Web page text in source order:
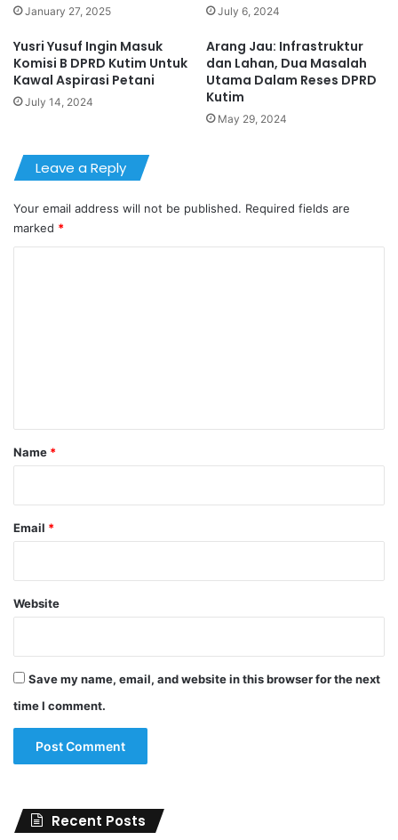
January 27, 2025 July 6, 2024
Yusri Yusuf Ingin Masuk
Komisi B DPRD Kutim Untuk
Kawal Aspirasi Petani
July 14, 2024
Arang Jau: Infrastruktur
dan Lahan, Dua Masalah
Utama Dalam Reses DPRD
Kutim
May 29, 2024
Leave a Reply
Your email address will not be published. Required fields are
marked *
*
Name *
Email *
Website
Save my name, email, and website in this browser for the next
time I comment.
Recent Posts